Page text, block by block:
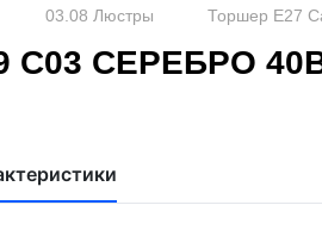
03.08 Люстры Торшер Е27
C03 СЕРЕБРО